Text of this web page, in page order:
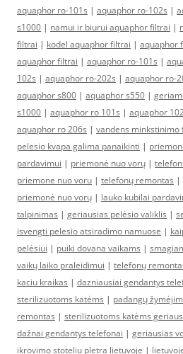
aquaphor ro-101s | aquaphor ro-102s |
s1000 | namui ir biurui aquaphor filtrai |
filtrai | kodel aquaphor filtrai | aquaphor
aquaphor filtrai | aquaphor ro-101s |
102s | aquaphor ro-202s | aquaphor ro-
aquaphor s800 | aquaphor s550 |
s1000 | aquaphor ro 101s | aquaphor
aquaphor ro 206s | vandens minkstinimo
pelesio kvapa galima panaikinti |
pardavimui | priemonė nuo vorų |
priemone nuo voru | telefonų remontas |
priemonė nuo vorų | lauko kubilai
talpinimas | geriausias pelėsio valiklis |
isvengti pelesio atsiradimo namuose |
pelėsiui | puiki dovana vaikams |
vaikų laiko praleidimui | telefonų
kaciu kraikas | dazniausiai gendantys
sterilizuotoms katėms | padangų
remontas | sterilizuotoms katėms
dažnai gendantys telefonai | geriausias
ikrovimo stoteliu pletra lietuvoje |